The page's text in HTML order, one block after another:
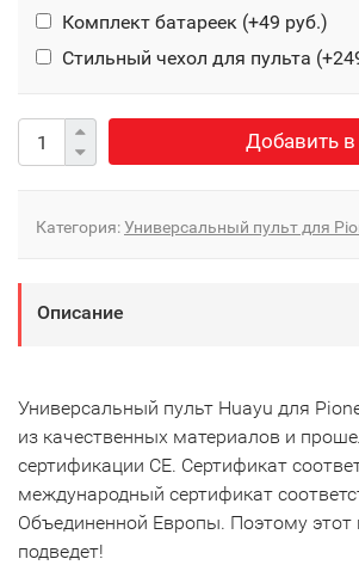
Комплект батареек (+49 руб.)
Стильный чехол для пульта (+
Добавить
Категория:Универсальный пульт для
Описание
Универсальный пульт Huayu для
из качественных материалов и
сертификации CE. Сертификат
международный сертификат
Объединенной Европы. Поэтому этот
подведет!